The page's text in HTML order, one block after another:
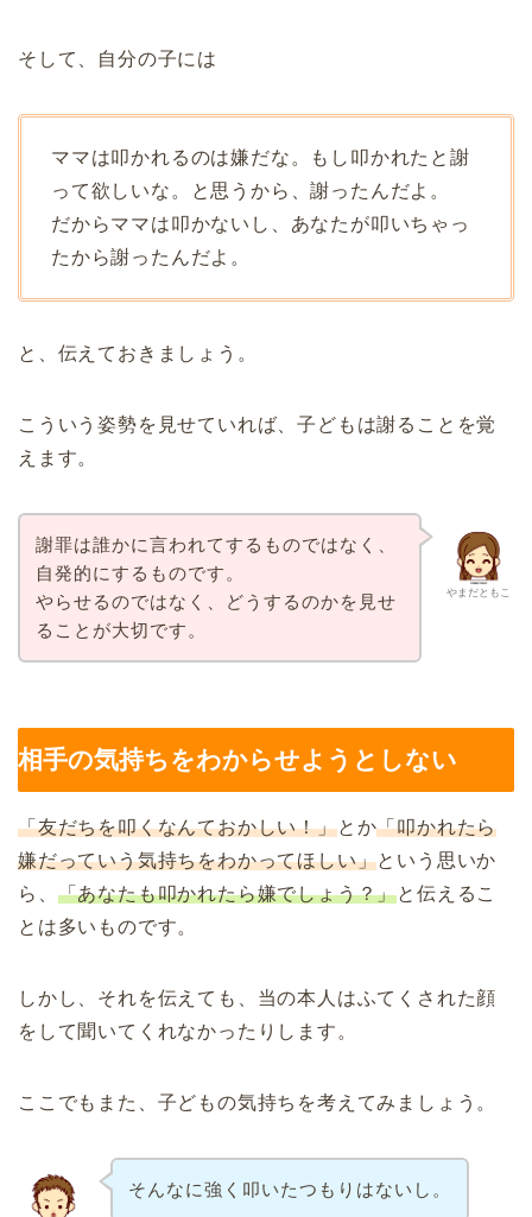
そして、自分の子には
ママは叩かれるのは嫌だな。もし叩かれたと謝
って欲しいな。と思うから、謝ったんだよ。
だからママは叩かないし、あなたが叩いちゃっ
たから謝ったんだよ。
と、伝えておきましょう。
こういう姿勢を見せていれば、子どもは謝ることを覚
えます。
やまだともこ
謝罪は誰かに言われてするものではなく、
自発的にするものです。
やらせるのではなく、どうするのかを見せ
ることが大切です。
相手の気持ちをわからせようとしない
「友だちを叩くなんておかしい！」とか「叩かれたら
嫌だっていう気持ちをわかってほしい」という思いか
ら、 「あなたも叩かれたら嫌でしょう？」と伝えるこ
とは多いものです。
しかし、それを伝えても、当の本人はふてくされた顔
をして聞いてくれなかったりします。
ここでもまた、子どもの気持ちを考えてみましょう。
そんなに強く叩いたつもりはないし。